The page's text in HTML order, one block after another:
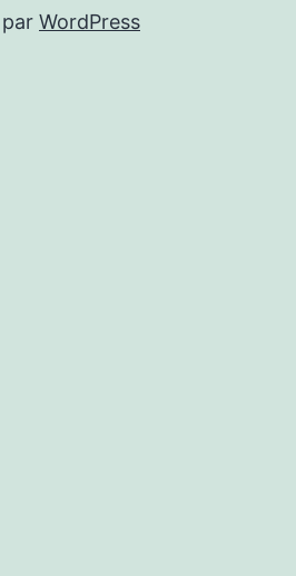
WordPress